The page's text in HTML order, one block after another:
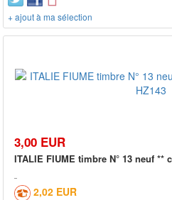
+ ajout à ma sélection
3,00 EUR
ITALIE FIUME timbre N° 13 neuf **
2,02 EUR